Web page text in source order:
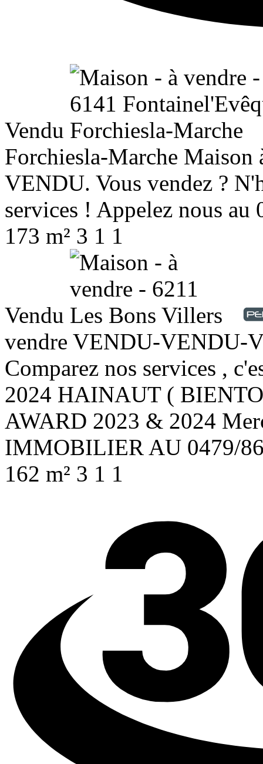
Vendu
Forchiesla-Marche Maison
VENDU. Vous vendez ?
services ! Appelez nous au
173 m² 3 1 1
Vendu
vendre VENDU-VENDU-
Comparez nos services ,
2024 HAINAUT (
AWARD 2023 & 2024
IMMOBILIER AU 0479/
162 m² 3 1 1